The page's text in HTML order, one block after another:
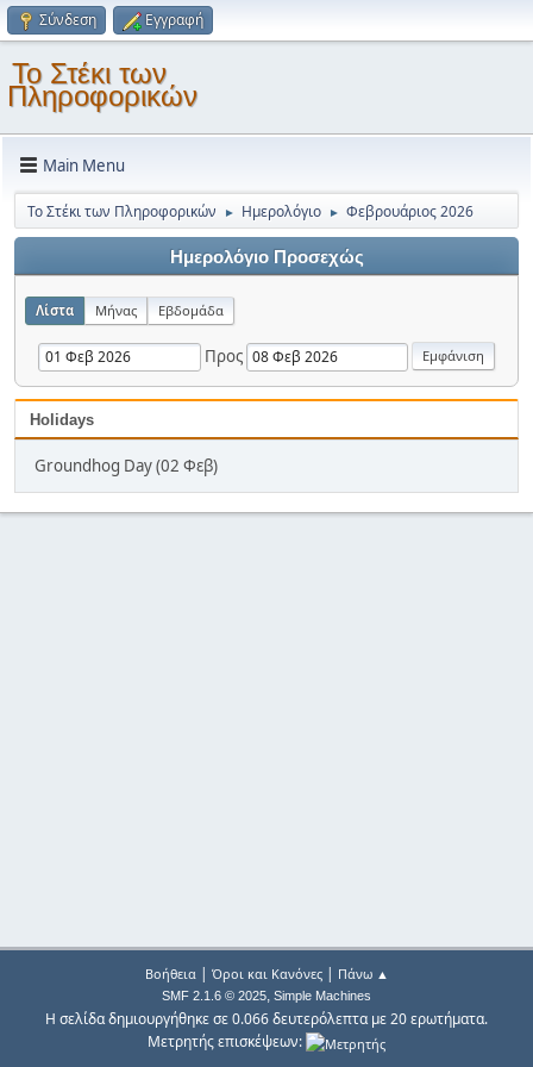
Σύνδεση Εγγραφή
Το Στέκι των
Πληροφορικών
Main Menu
Το Στέκι των Πληροφορικών ► Ημερολόγιο ► Φεβρουάριος 2026
Ημερολόγιο Προσεχώς
Λίστα Μήνας Εβδομάδα
Προς
Holidays
Groundhog Day (02 Φεβ)
Βοήθεια| Όροι και Κανόνες| Πάνω ▲
SMF 2.1.6 © 2025, Simple Machines
Η σελίδα δημιουργήθηκε σε 0.066 δευτερόλεπτα με 20 ερωτήματα.
Μετρητής επισκέψεων: